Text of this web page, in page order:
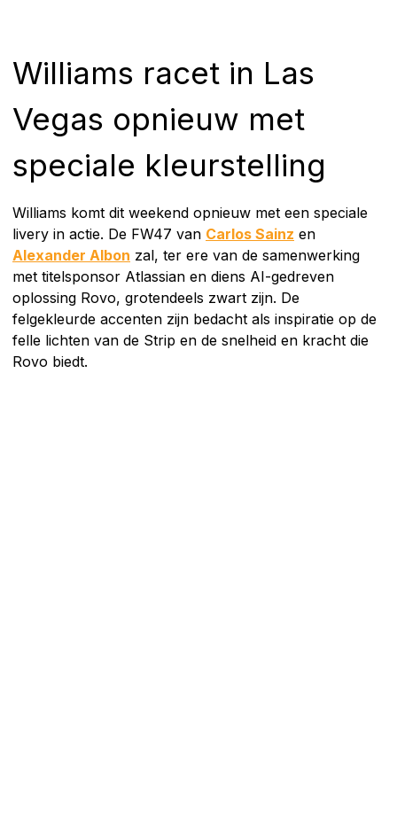
Williams racet in Las
Vegas opnieuw met
speciale kleurstelling
Williams komt dit weekend opnieuw met een speciale
livery in actie. De FW47 van Carlos Sainz en
Alexander Albon zal, ter ere van de samenwerking
met titelsponsor Atlassian en diens AI-gedreven
oplossing Rovo, grotendeels zwart zijn. De
felgekleurde accenten zijn bedacht als inspiratie op de
felle lichten van de Strip en de snelheid en kracht die
Rovo biedt.